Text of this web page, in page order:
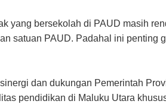
yang bersekolah di PAUD masih
satuan PAUD. Padahal ini penting
dan dukungan Pemerintah
pendidikan di Maluku Utara